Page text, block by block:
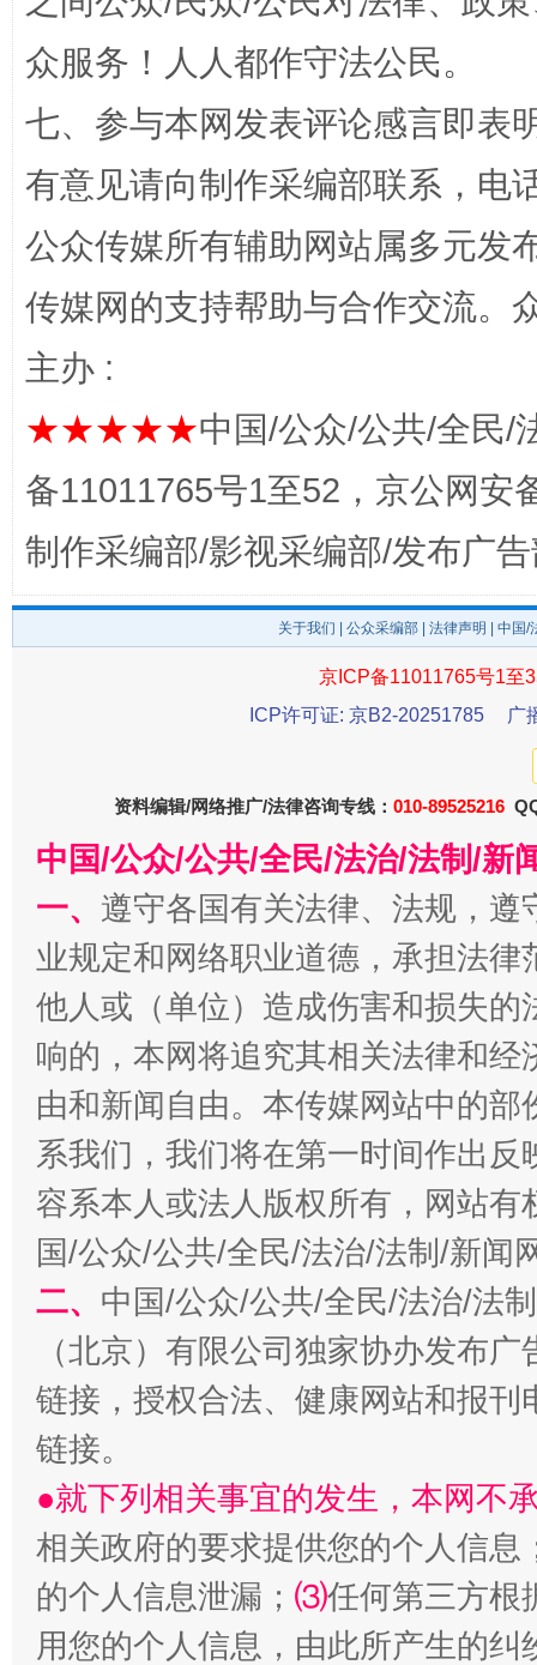
揭开“小金库”的免责幌子
受贿1.44亿！段成刚被判无期 从幼
全民健身五年计划来了！等你上场
阿坝州三大球赛在茂县开幕 规模
国家大学科技园优化重塑工作
众服务！人人都作守法公民。
七、参与本网发表评论感言即表
有意见请向制作采编部联系，电
公众传媒所有辅助网站属多元发
传媒网的支持帮助与合作交流。
主办 :
★★★★★中国/公众/公共/全民/
备11011765号1至52，京公网安
制作采编部/影视采编部/发布广
关于我们 公众采编部 法律声明 | 中国
京ICP备11011765号1至
ICP许可证: 京B2-20251785
广
资料编辑/网络推广/法律咨询专线： 010-89525216
中国/公众/公共/全民/法治/法制/新
一、 遵守各国有关法律、法规，
业规定和网络职业道德，承担法
他人或（单位）造成伤害和损失
响的，本网将追究其相关法律和
由和新闻自由。本传媒网站中的
系我们，我们将在第一时间作出
容系本人或法人版权所有，网站
国/公众/公共/全民/法治/法制/新闻
二、 中国/公众/公共/全民/法治/法
（北京）有限公司独家协办发布
链接，授权合法、健康网站和报
链接。
●就下列相关事宜的发生，本网不
相关政府的要求提供您的个人信息
的个人信息泄漏； ⑶任何第三方根
用您的个人信息，由此所产生的纠